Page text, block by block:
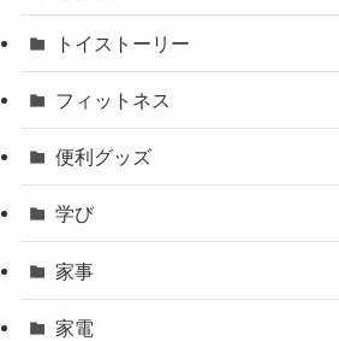
トイストーリー
フィットネス
便利グッズ
学び
家事
家電